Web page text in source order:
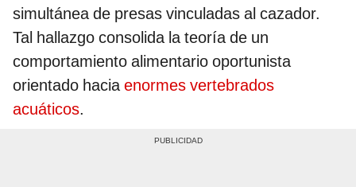
simultánea de presas vinculadas al cazador.
Tal hallazgo consolida la teoría de un
comportamiento alimentario oportunista
orientado haciaenormes vertebrados
acuáticos.